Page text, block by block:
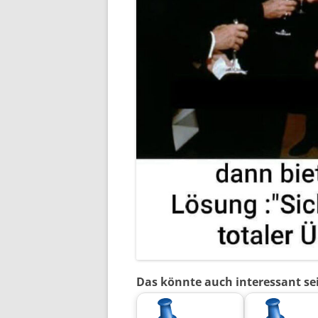
Das könnte auch interessant